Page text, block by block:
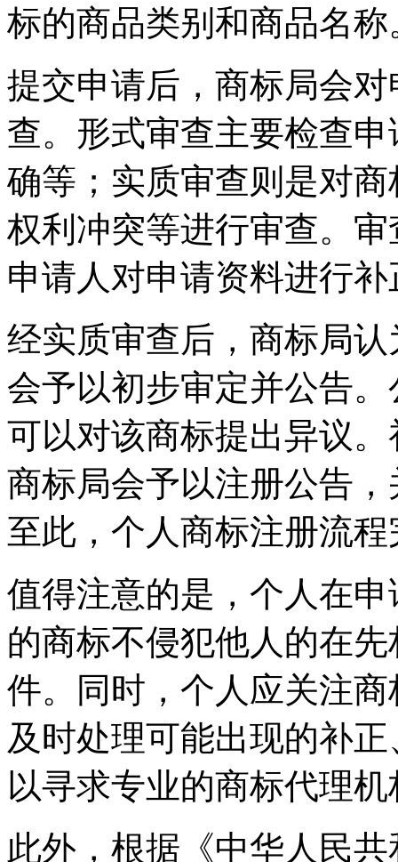
标的商品类别和商品名称
提交申请后，商标局会
查。形式审查主要检查
确等；实质审查则是对
权利冲突等进行审查。
申请人对申请资料进行
经实质审查后，商标局
会予以初步审定并公告
可以对该商标提出异议
商标局会予以注册公告
至此，个人商标注册流程
值得注意的是，个人在
的商标不侵犯他人的在
件。同时，个人应关注
及时处理可能出现的补
以寻求专业的商标代理
此外，根据《中华人民